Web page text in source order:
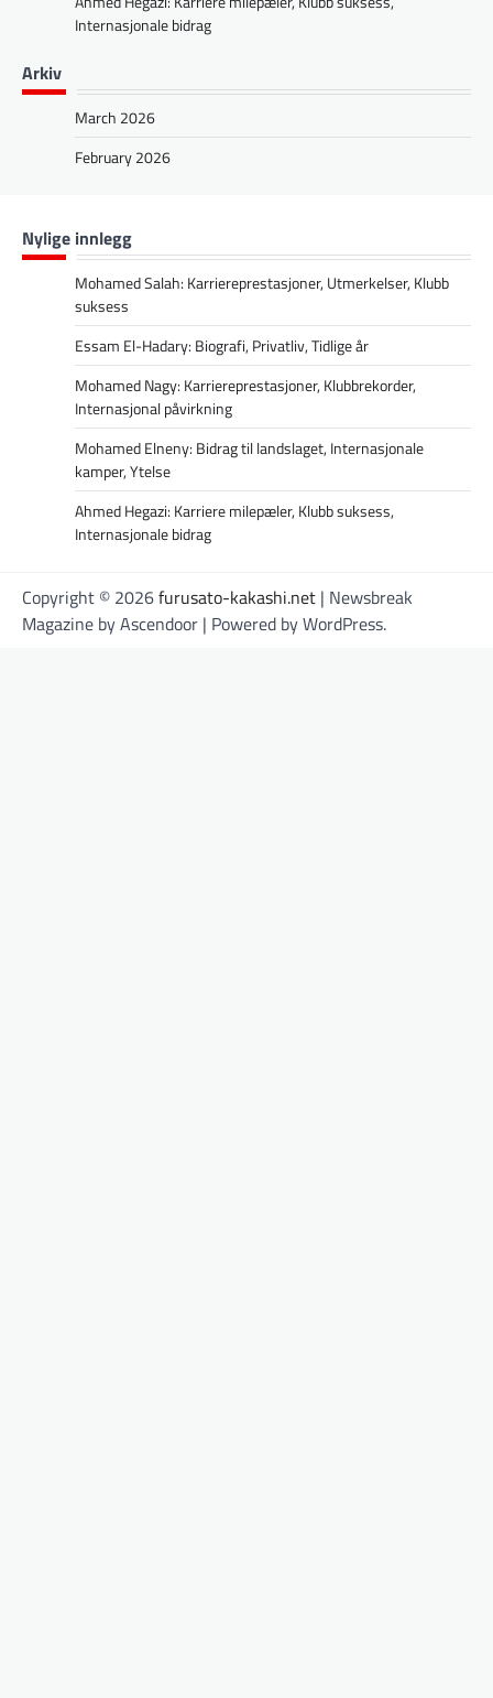
Internasjonale bidrag
Arkiv
March 2026
February 2026
Nylige innlegg
Mohamed Salah: Karriereprestasjoner, Utmerkelser, Klubb
suksess
Essam El-Hadary: Biografi, Privatliv, Tidlige år
Mohamed Nagy: Karriereprestasjoner, Klubbrekorder,
Internasjonal påvirkning
Mohamed Elneny: Bidrag til landslaget, Internasjonale
kamper, Ytelse
Ahmed Hegazi: Karriere milepæler, Klubb suksess,
Internasjonale bidrag
Copyright © 2026furusato-kakashi.net | Newsbreak
Magazine byAscendoor | Powered byWordPress.